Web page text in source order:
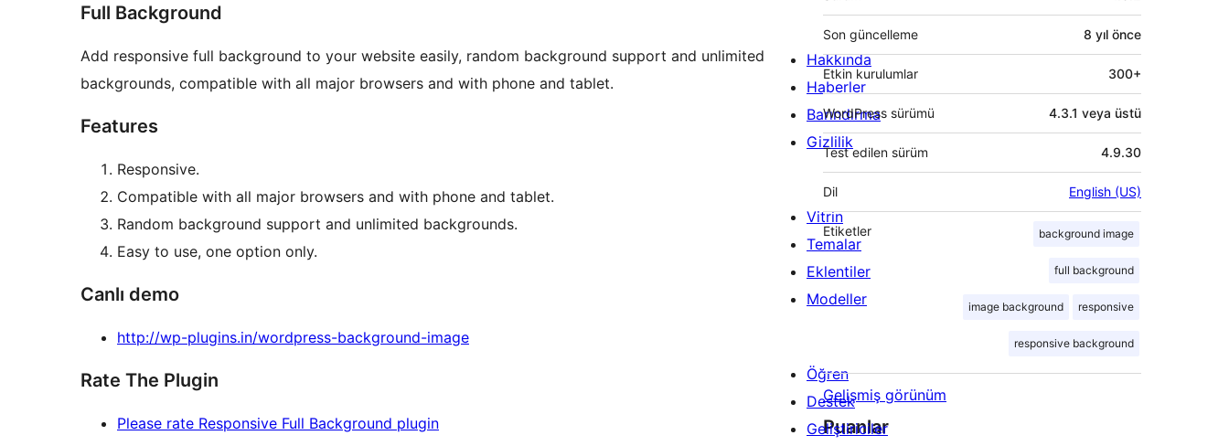
Full Background
Add responsive full background to your website easily, random background support and unlimited
backgrounds, compatible with all major browsers and with phone and tablet.
Features
Responsive.
Compatible with all major browsers and with phone and tablet.
Random background support and unlimited backgrounds.
Easy to use, one option only.
Canlı demo
http://wp-plugins.in/wordpress-background-image
Rate The Plugin
Please rate Responsive Full Background plugin
Son güncelleme 8 yıl önce
Etkin kurulumlar 300+
WordPress sürümü 4.3.1 veya üstü
Test edilen sürüm 4.9.30
Dil English (US)
Etiketler background image
full background
image background responsive
responsive background
Gelişmiş görünüm
Puanlar
Hakkında
Haberler
Barındırma
Gizlilik
Vitrin
Temalar
Eklentiler
Modeller
Öğren
Destek
Geliştiriciler